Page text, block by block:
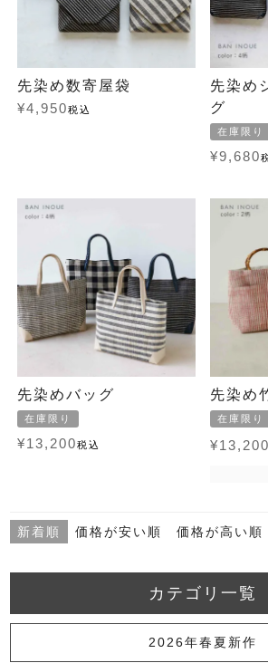
先染め数寄屋袋
¥4,950税込
先染め
グ
在庫限り
¥9,680
先染めバッグ
在庫限り
¥13,200税込
先染め
在庫限り
¥13,200
新着順 価格が安い順 価格が高い順
カテゴリ一覧
2026年春夏新作